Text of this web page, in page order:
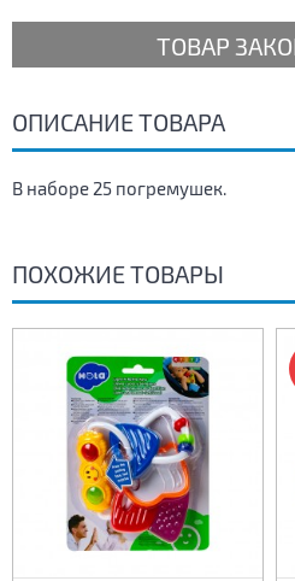
ТОВАР
ОПИСАНИЕ ТОВАРА
В наборе 25 погремушек.
ПОХОЖИЕ ТОВАРЫ